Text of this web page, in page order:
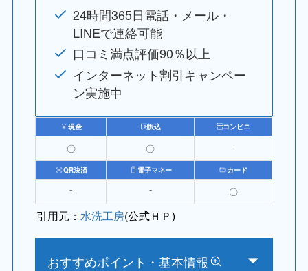
24時間365日電話・メール・
LINEで連絡可能
口コミ満点評価90％以上
インターネット割引キャンペー
ン実施中
現金 振込 コンビニ
〇 〇 ⁻
QR決済 電子マネー カード
⁻ ⁻ 〇
引用元：水洗工房(公式ＨＰ)
おすすめポイント・基本情報